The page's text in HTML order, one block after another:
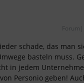
schade, das man
basteln muss.
in jedem
Personio geben!